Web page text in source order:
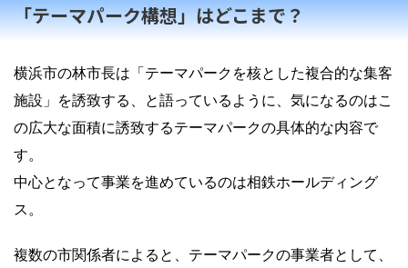
「テーマパーク構想」はどこまで？
横浜市の林市長は「テーマパークを核とした複合的な集客
施設」を誘致する、と語っているように、気になるのはこ
の広大な面積に誘致するテーマパークの具体的な内容で
す。
中心となって事業を進めているのは相鉄ホールディング
ス。
複数の市関係者によると、テーマパークの事業者として、